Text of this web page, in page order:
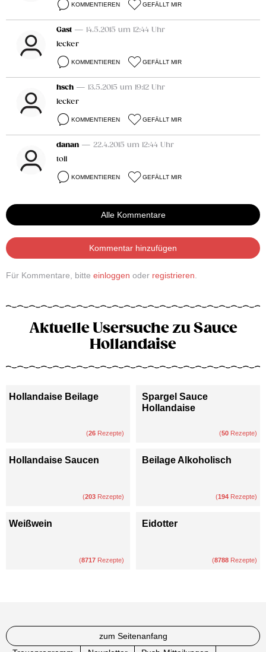
KOMMENTIEREN GEFÄLLT MIR
Gast — 14.5.2015 um 12:44 Uhr
lecker
KOMMENTIEREN GEFÄLLT MIR
hsch — 13.5.2015 um 19:12 Uhr
lecker
KOMMENTIEREN GEFÄLLT MIR
danan — 22.4.2015 um 12:44 Uhr
toll
KOMMENTIEREN GEFÄLLT MIR
Alle Kommentare
Kommentar hinzufügen
Für Kommentare, bitte einloggen oder registrieren.
Aktuelle Usersuche zu Sauce
Hollandaise
Hollandaise Beilage
(26 Rezepte)
Spargel Sauce
Hollandaise
(50 Rezepte)
Hollandaise Saucen
(203 Rezepte)
Beilage Alkoholisch
(194 Rezepte)
Weißwein
(8717 Rezepte)
Eidotter
(8788 Rezepte)
zum Seitenanfang